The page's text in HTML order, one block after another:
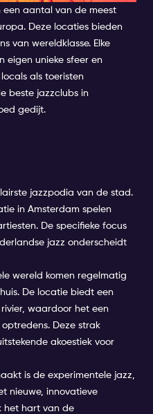
een aantal van de meest
Deze locaties bieden
van wereldklasse. Elke
eigen unieke sfeer en
als toeristen
beste jazzclubs in
gedijt.
jazzpodia van de stad.
in Amsterdam spelen
De specifieke focus
jazz onderscheidt
wereld komen regelmatig
De locatie biedt een
waardoor het een
Deze strak
akoestiek voor
is de experimentele jazz,
nieuwe, innovatieve
het hart van de